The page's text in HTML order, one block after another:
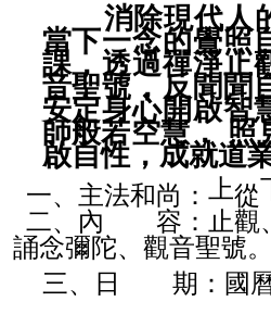
消除現代人
當下一念的覺照
課，透過禪淨止
音聖號，反聞聞
安定身心開啟智
師般若空慧， 照
啟自性，成就道
一、主法和尚： 上從
二、內 容：止觀
誦念彌陀、觀音聖號。
三、日 期：國曆